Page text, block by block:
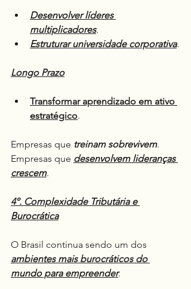
Desenvolver líderes
multiplicadores.
Estruturar universidade corporativa.
Longo Prazo
Transformar aprendizado em ativo
estratégico.
Empresas que treinam sobrevivem.
Empresas que desenvolvem lideranças
crescem.
4º. Complexidade Tributária e
Burocrática
O Brasil continua sendo um dos
ambientes mais burocráticos do
mundo para empreender.